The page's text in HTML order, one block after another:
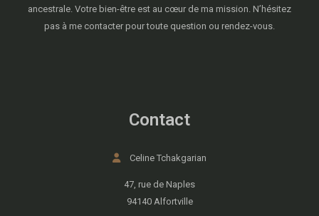
ancestrale. Votre bien-être est au cœur de ma mission. N’hésitez
pas à me contacter pour toute question ou rendez-vous.
Contact
Celine Tchakgarian
47, rue de Naples
94140 Alfortville